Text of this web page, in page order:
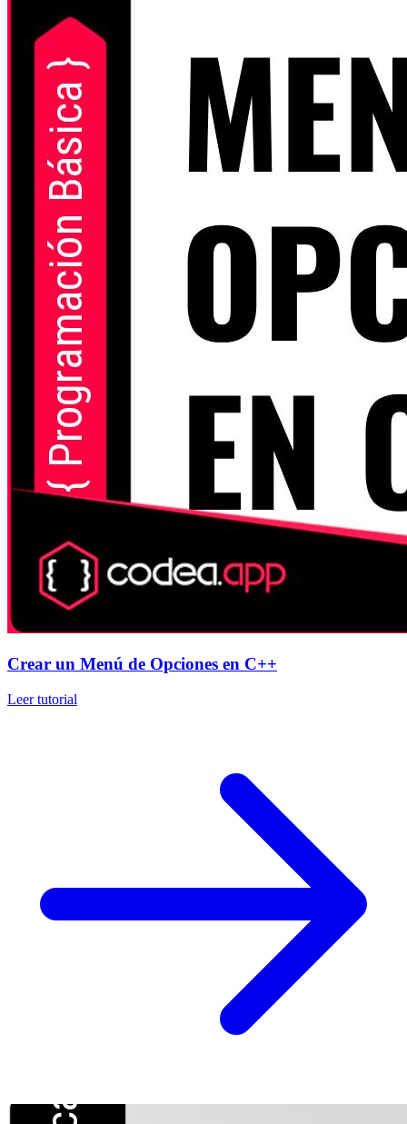
Crear un Menú de Opciones en C++
Leer tutorial